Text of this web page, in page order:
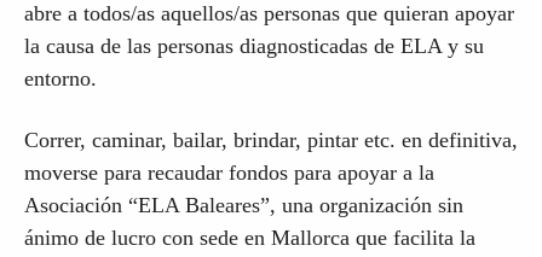
abre a todos/as aquellos/as personas que quieran apoyar
la causa de las personas diagnosticadas de ELA y su
entorno.
Correr, caminar, bailar, brindar, pintar etc. en definitiva,
moverse para recaudar fondos para apoyar a la
Asociación “ELA Baleares”, una organización sin
ánimo de lucro con sede en Mallorca que facilita la